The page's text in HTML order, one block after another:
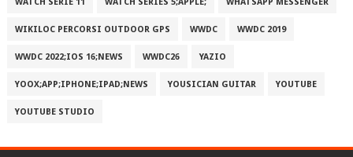
WIKILOC PERCORSI OUTDOOR GPS WWDC WWDC 2019
WWDC 2022;IOS 16;NEWS WWDC26 YAZIO
YOOX;APP;IPHONE;IPAD;NEWS YOUSICIAN GUITAR YOUTUBE
YOUTUBE STUDIO